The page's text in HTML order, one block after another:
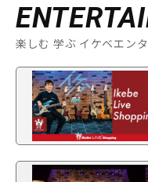
楽しむ 学ぶ イケベエン